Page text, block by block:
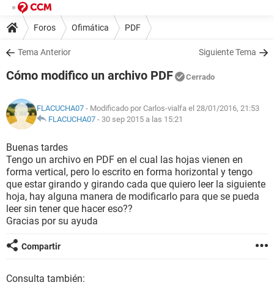
Foros Ofimática PDF
Tema Anterior Siguiente Tema
Cómo modifico un archivo PDF Cerrado
FLACUCHA07 - Modificado por Carlos-vialfa el 28/01/2016, 21:53
FLACUCHA07 - 30 sep 2015 a las 15:21
Buenas tardes
Tengo un archivo en PDF en el cual las hojas vienen en
forma vertical, pero lo escrito en forma horizontal y tengo
que estar girando y girando cada que quiero leer la siguiente
hoja, hay alguna manera de modificarlo para que se pueda
leer sin tener que hacer eso??
Gracias por su ayuda
Compartir
Consulta también: